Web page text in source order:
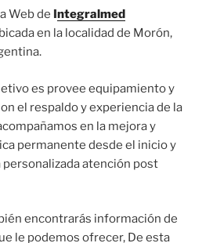
Web de ntegralmed
en la localidad de Morón,
es provee equipamiento y
el respaldo y experiencia de la
en la mejora y
permanente desde el inicio y
atención post
encontrarás información de
le podemos ofrecer, De esta